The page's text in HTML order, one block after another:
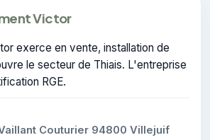
Victor
exerce en vente, installation de
le secteur de Thiais. L'entreprise
RGE.
Couturier 94800 Villejuif